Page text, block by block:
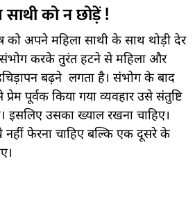
को न छोड़ें !
अपने महिला साथी के साथ थोड़ी देर
करके तुरंत हटने से महिला और
बढ़ने लगता है। संभोग के बाद
पूर्वक किया गया व्यवहार उसे संतुष्टि
इसलिए उसका ख्याल रखना चाहिए।
फेरना चाहिए बल्कि एक दूसरे के